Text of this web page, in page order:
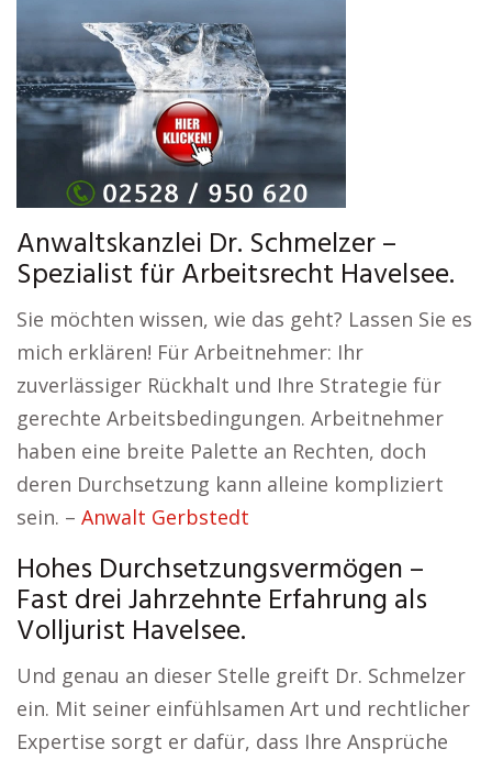
Anwaltskanzlei Dr. Schmelzer –
Spezialist für Arbeitsrecht Havelsee.
Sie möchten wissen, wie das geht? Lassen Sie es
mich erklären! Für Arbeitnehmer: Ihr
zuverlässiger Rückhalt und Ihre Strategie für
gerechte Arbeitsbedingungen. Arbeitnehmer
haben eine breite Palette an Rechten, doch
deren Durchsetzung kann alleine kompliziert
sein. – Anwalt Gerbstedt
Hohes Durchsetzungsvermögen –
Fast drei Jahrzehnte Erfahrung als
Volljurist Havelsee.
Und genau an dieser Stelle greift Dr. Schmelzer
ein. Mit seiner einfühlsamen Art und rechtlicher
Expertise sorgt er dafür, dass Ihre Ansprüche